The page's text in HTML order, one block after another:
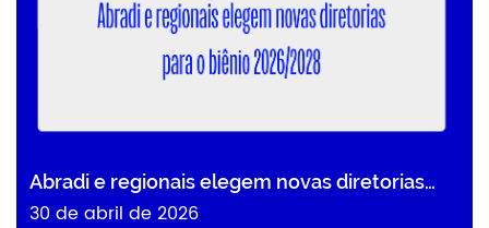
Abradi e regionais elegem novas diretorias…
30 de abril de 2026